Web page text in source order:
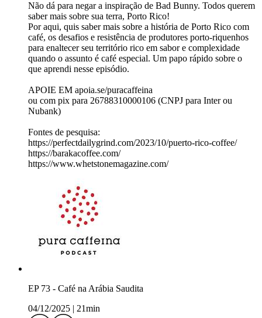
Não dá para negar a inspiração de Bad Bunny. Todos querem
saber mais sobre sua terra, Porto Rico!
Por aqui, quis saber mais sobre a história de Porto Rico com
café, os desafios e resistência de produtores porto-riquenhos
para enaltecer seu território rico em sabor e complexidade
quando o assunto é café especial. Um papo rápido sobre o
que aprendi nesse episódio.
APOIE EM apoia.se/puracaffeina
ou com pix para 26788310000106 (CNPJ para Inter ou
Nubank)
Fontes de pesquisa:
https://perfectdailygrind.com/2023/10/puerto-rico-coffee/
https://barakacoffee.com/
https://www.whetstonemagazine.com/
EP 73 - Café na Arábia Saudita
04/12/2025
21min